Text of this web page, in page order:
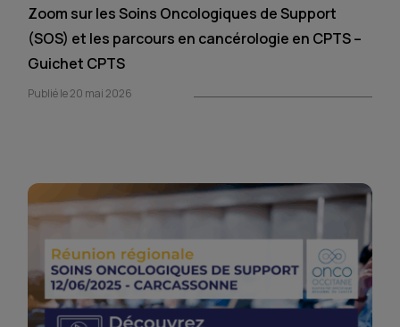
Zoom sur les Soins Oncologiques de Support
(SOS) et les parcours en cancérologie en CPTS –
Guichet CPTS
Publié le 20 mai 2026